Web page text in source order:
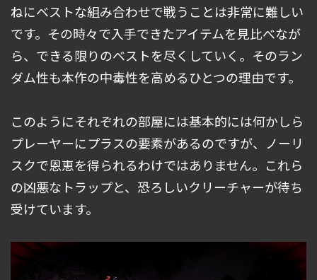
ねにベストな組み合わせで戦うことは非常に難しい
です。その時々で入手できたアイテムを見比べなが
ら、できる限りのベストを尽くしていく。そのラン
ダム性も本作の中毒性を高めるひとつの理由です。
このようにそれぞれの部屋には基本的には何かしら
プレーヤーにプラスの要素があるのですが、ノーリ
スクで恩恵を得られるわけではありません。これら
の凶悪なトラップと、恐ろしいクリーチャーが待ち
受けています。